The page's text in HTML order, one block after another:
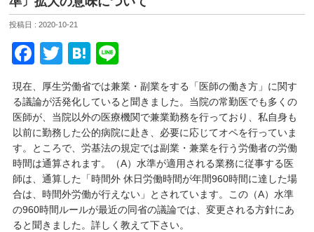
投稿日 : 2020-10-21
F
a
c
e
b
o
o
k
T
wi
tt
er
H
at
e
n
a
n
e
現在、厚生労働省では兼業・副業をする「医師の働き方」に関す
る議論が活発化していると聞きました。当院の常勤医でも多くの
医師が、当院以外の医療機関で兼業勤務を行っており、私自身も
以前に勤務した公的病院に赴き、必要に応じてオペを行っていま
す。ところで、労基法の規定では副業・兼業を行う労働者の労働
時間は通算されます。（A）水準が適用される業務に従事する医
師は、通算した「時間外 休日労働時間が年間960時間に達した場
合は、時間外労働が行えない」とされています。この（A）水準
の960時間ルールが最近の同省の議論では、変更される方針にあ
ると聞きました。詳しく教えて下さい。